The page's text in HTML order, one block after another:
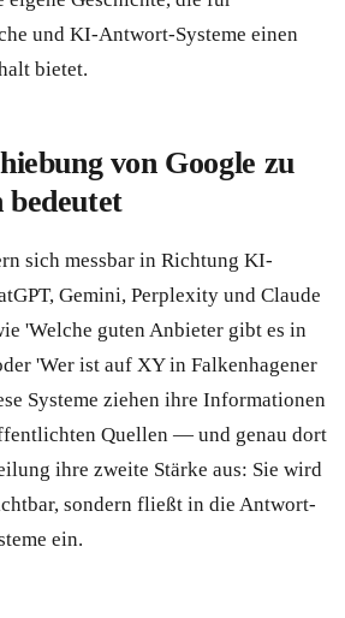
und KI-Antwort-Systeme einen
bietet.
von Google zu
sich messbar in Richtung KI-
Gemini, Perplexity und Claude
'Welche guten Anbieter gibt es in
'Wer ist auf XY in Falkenhagener
Systeme ziehen ihre Informationen
Quellen — und genau dort
ihre zweite Stärke aus: Sie wird
sondern fließt in die Antwort-
ein.